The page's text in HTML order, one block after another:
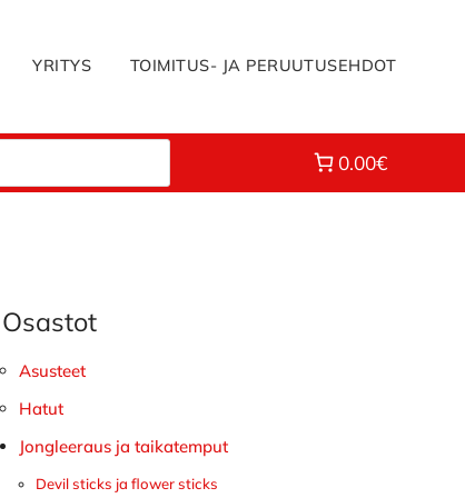
YRITYS TOIMITUS- JA PERUUTUSEHDOT
0.00€
Ensisijainen
sivupalkki
Osastot
Asusteet
Hatut
Jongleeraus ja taikatemput
Devil sticks ja flower sticks